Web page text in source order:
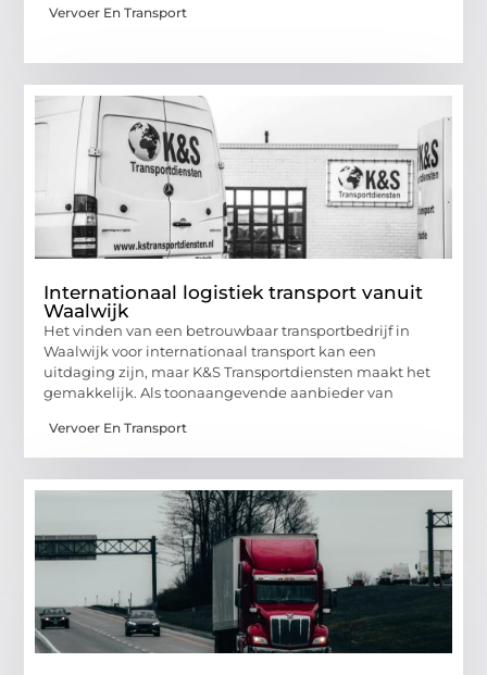
Vervoer En Transport
Internationaal logistiek transport vanuit
Waalwijk
Het vinden van een betrouwbaar transportbedrijf in
Waalwijk voor internationaal transport kan een
uitdaging zijn, maar K&S Transportdiensten maakt het
gemakkelijk. Als toonaangevende aanbieder van
Vervoer En Transport